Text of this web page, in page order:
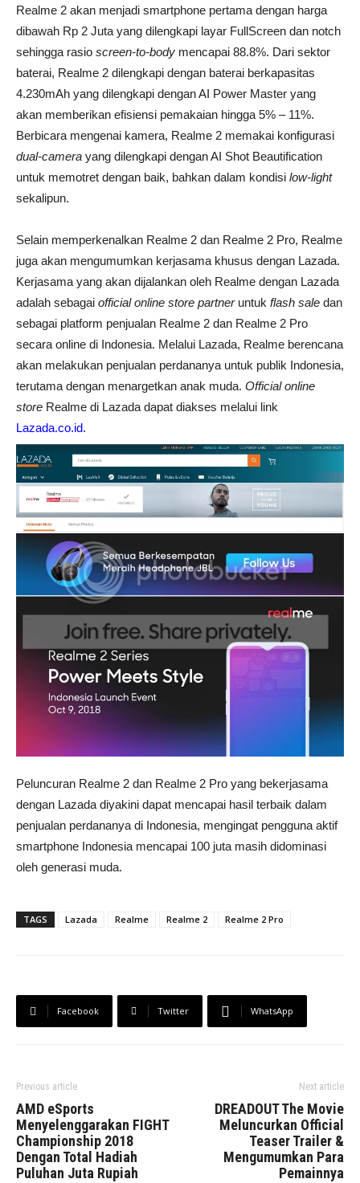
Realme 2 akan menjadi smartphone pertama dengan harga
dibawah Rp 2 Juta yang dilengkapi layar FullScreen dan notch
sehingga rasio screen-to-body mencapai 88.8%. Dari sektor
baterai, Realme 2 dilengkapi dengan baterai berkapasitas
4.230mAh yang dilengkapi dengan AI Power Master yang
akan memberikan efisiensi pemakaian hingga 5% – 11%.
Berbicara mengenai kamera, Realme 2 memakai konfigurasi
dual-camera yang dilengkapi dengan AI Shot Beautification
untuk memotret dengan baik, bahkan dalam kondisi low-light
sekalipun.
Selain memperkenalkan Realme 2 dan Realme 2 Pro, Realme
juga akan mengumumkan kerjasama khusus dengan Lazada.
Kerjasama yang akan dijalankan oleh Realme dengan Lazada
adalah sebagai official online store partneruntuk flash sale dan
sebagai platform penjualan Realme 2 dan Realme 2 Pro
secara online di Indonesia. Melalui Lazada, Realme berencana
akan melakukan penjualan perdananya untuk publik Indonesia,
terutama dengan menargetkan anak muda. Official online
store Realme di Lazada dapat diakses melalui link
Lazada.co.id.
Peluncuran Realme 2 dan Realme 2 Pro yang bekerjasama
dengan Lazada diyakini dapat mencapai hasil terbaik dalam
penjualan perdananya di Indonesia, mengingat pengguna aktif
smartphone Indonesia mencapai 100 juta masih didominasi
oleh generasi muda.
TAGS Lazada Realme Realme 2 Realme 2 Pro
Facebook Twitter WhatsApp
Previous article
AMD eSports
Menyelenggarakan FIGHT
Championship 2018
Dengan Total Hadiah
Puluhan Juta Rupiah
Next article
DREADOUT The Movie
Meluncurkan Official
Teaser Trailer &
Mengumumkan Para
Pemainnya